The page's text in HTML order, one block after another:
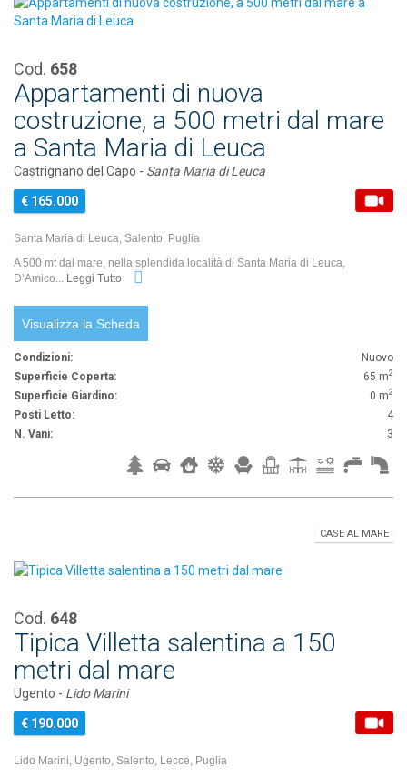
Cod. 658
Appartamenti di nuova
costruzione, a 500 metri dal mare
a Santa Maria di Leuca
Castrignano del Capo - Santa Maria di Leuca
€ 165.000
Santa Maria di Leuca, Salento, Puglia
A 500 mt dal mare, nella splendida località di Santa Maria di Leuca,
D’Amico... Leggi Tutto
Visualizza la Scheda
Condizioni:
Nuovo
Superficie Coperta:
65 m2
Superficie Giardino: 0 m2
Posti Letto:
4
N. Vani:
3
CASE AL MARE
Cod. 648
Tipica Villetta salentina a 150
metri dal mare
Ugento - Lido Marini
€ 190.000
Lido Marini, Ugento, Salento, Lecce, Puglia